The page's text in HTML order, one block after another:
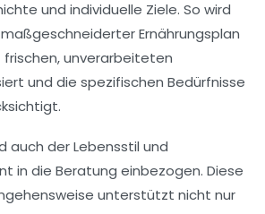
und individuelle Ziele. So wird
maßgeschneiderter Ernährungsplan
unverarbeiteten
und die spezifischen Bedürfnisse
auch derLebensstil und
in die Beratung einbezogen. Diese
unterstützt nicht nur